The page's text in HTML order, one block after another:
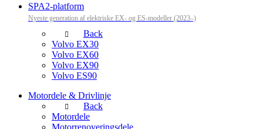
SPA2-platform
Nyeste generation af elektriske EX- og ES-modeller (2023–)
Back
Volvo EX30
Volvo EX60
Volvo EX90
Volvo ES90
Motordele & Drivlinje
Back
Motordele
Motorrenoveringsdele